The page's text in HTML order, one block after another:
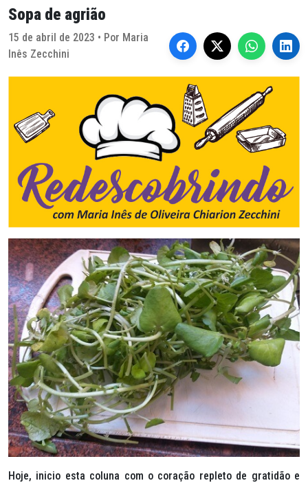
Sopa de agrião
15 de abril de 2023 • Por Maria
Inês Zecchini
Hoje, inicio esta coluna com o coração repleto de gratidão e